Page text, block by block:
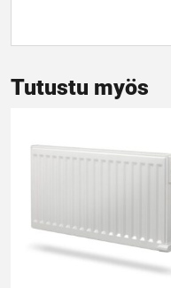
Tutustu myös